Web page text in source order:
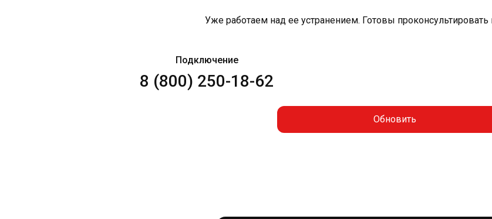
Уже работаем над ее устранением. Готовы
Подключение
8 (800) 250-18-62
Обновить